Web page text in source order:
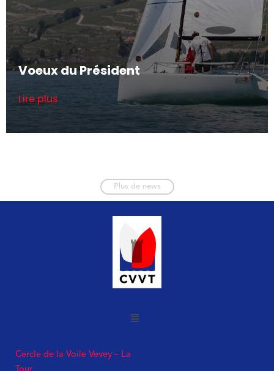
Voeux du Président
Lire plus
Plus de news
Cercle de la Voile Vevey – La